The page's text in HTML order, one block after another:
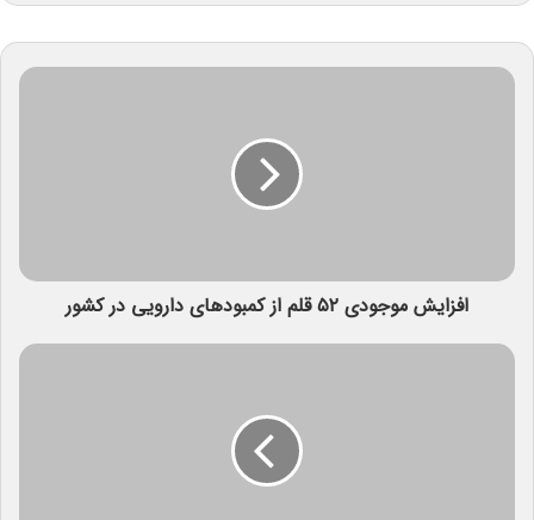
افزایش موجودی ۵۲ قلم از کمبودهای دارویی در کشور